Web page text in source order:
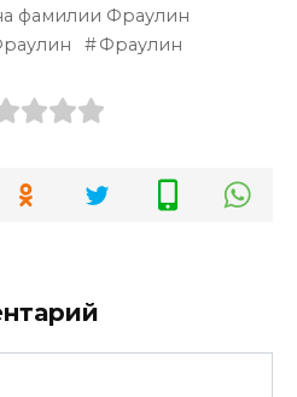
фамилии Фраулин
Фраулин